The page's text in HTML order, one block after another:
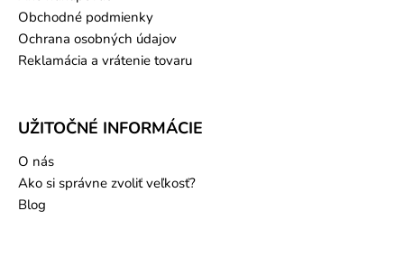
Obchodné podmienky
Ochrana osobných údajov
Reklamácia a vrátenie tovaru
UŽITOČNÉ INFORMÁCIE
O nás
Ako si správne zvoliť veľkosť?
Blog